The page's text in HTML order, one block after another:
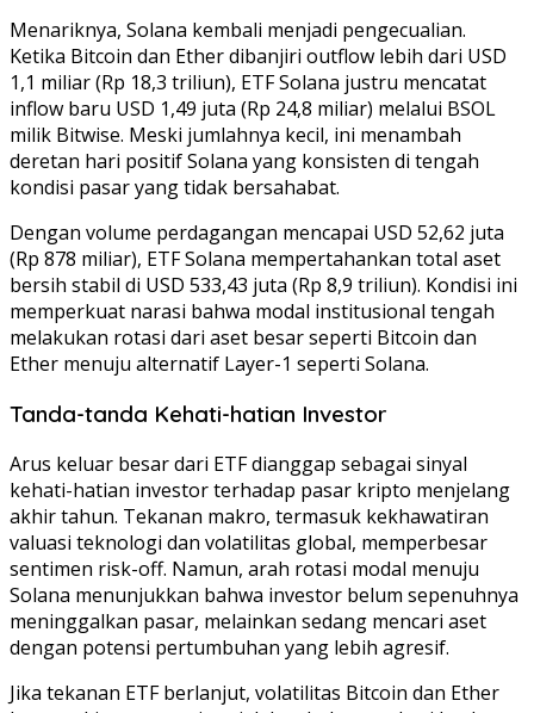
Menariknya, Solana kembali menjadi pengecualian.
Ketika Bitcoin dan Ether dibanjiri outflow lebih dari USD
1,1 miliar (Rp 18,3 triliun), ETF Solana justru mencatat
inflow baru USD 1,49 juta (Rp 24,8 miliar) melalui BSOL
milik Bitwise. Meski jumlahnya kecil, ini menambah
deretan hari positif Solana yang konsisten di tengah
kondisi pasar yang tidak bersahabat.
Dengan volume perdagangan mencapai USD 52,62 juta
(Rp 878 miliar), ETF Solana mempertahankan total aset
bersih stabil di USD 533,43 juta (Rp 8,9 triliun). Kondisi ini
memperkuat narasi bahwa modal institusional tengah
melakukan rotasi dari aset besar seperti Bitcoin dan
Ether menuju alternatif Layer-1 seperti Solana.
Tanda-tanda Kehati-hatian Investor
Arus keluar besar dari ETF dianggap sebagai sinyal
kehati-hatian investor terhadap pasar kripto menjelang
akhir tahun. Tekanan makro, termasuk kekhawatiran
valuasi teknologi dan volatilitas global, memperbesar
sentimen risk-off. Namun, arah rotasi modal menuju
Solana menunjukkan bahwa investor belum sepenuhnya
meninggalkan pasar, melainkan sedang mencari aset
dengan potensi pertumbuhan yang lebih agresif.
Jika tekanan ETF berlanjut, volatilitas Bitcoin dan Ether